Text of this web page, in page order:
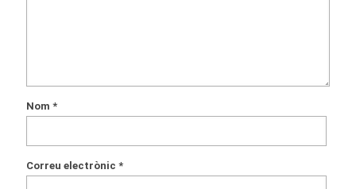
Nom *
Correu electrònic *